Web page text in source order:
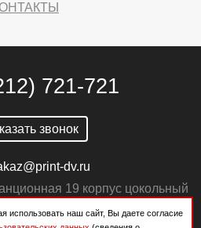
721-721
звонок
dv.ru
19 корпус цокольный
использовать наш сайт, Вы даете согласие